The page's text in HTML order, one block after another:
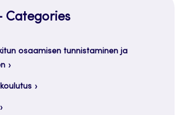
Categories
osaamisen tunnistaminen ja